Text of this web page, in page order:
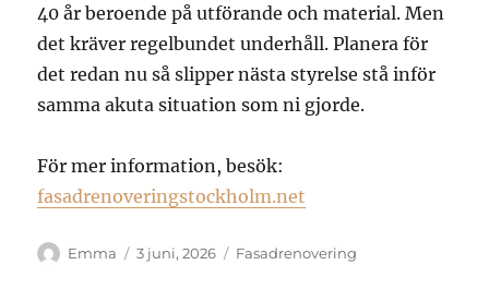
40 år beroende på utförande och material. Men
det kräver regelbundet underhåll. Planera för
det redan nu så slipper nästa styrelse stå inför
samma akuta situation som ni gjorde.
För mer information, besök:
fasadrenoveringstockholm.net
Författare
Emma
Publicerat
3 juni, 2026 Kategorier
Fasadrenovering